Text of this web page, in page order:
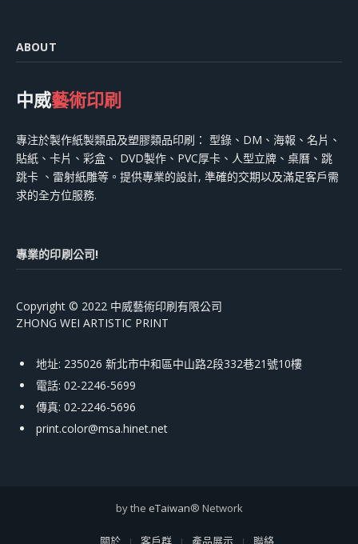
ABOUT
中威藝術印刷
專注於製作紙製類品及塑膠類品印刷： 型錄、DM、海報、名片、
貼紙、卡片、彩盒、 DVD製作、PVC厚卡、人型立牌、桌曆、跳
跳卡 、雷射紙雕等。提供專業的設計, 準確的交期以及滿足客戶需
求的全方位服務.
專業的印刷公司!
Copyright © 2022 中威藝術印刷有限公司
ZHONG WEI ARTISTIC PRINT
地址: 235026 新北市中和區中山路2段332巷21號10樓
電話: 02-2246-5699
傳真: 02-2246-5696
print.color@msa.hinet.net
by the eTaiwan® Network
關於 客戶群 產品展示 聯絡